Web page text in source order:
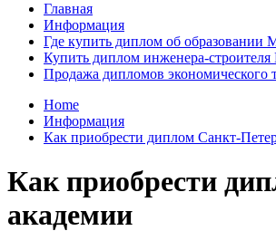
Главная
Информация
Где купить диплом об образовании
Купить диплом инженера-строителя
Продажа дипломов экономического
Home
Информация
Как приобрести диплом Санкт-
Как приобрести
академии